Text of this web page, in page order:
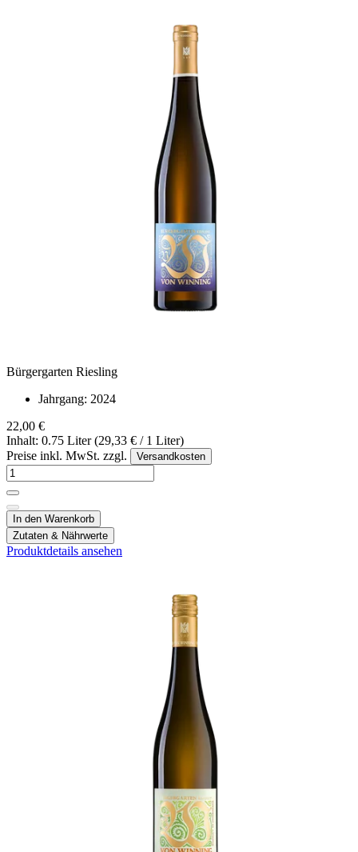
Bürgergarten Riesling
Jahrgang: 2024
22,00 €
Inhalt: 0.75 Liter (29,33 € / 1 Liter)
Preise inkl. MwSt. zzgl.
Versandkosten
In den Warenkorb
Zutaten & Nährwerte
Produktdetails ansehen